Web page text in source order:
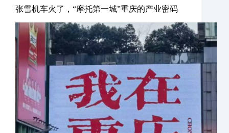
张雪机车火了，“摩托第一城”重庆的产业密码